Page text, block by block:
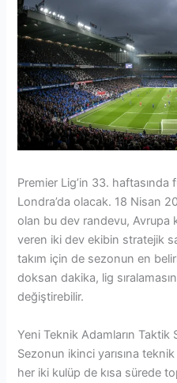
Premier Lig’in 33. haftasında
Londra’da olacak. 18 Nisan
olan bu dev randevu, Avrupa
veren iki dev ekibin stratejik
takım için de sezonun en
doksan dakika, lig
değiştirebilir.
Yeni Teknik Adamların Taktik
Sezonun ikinci yarısına
her iki kulüp de kısa sürede